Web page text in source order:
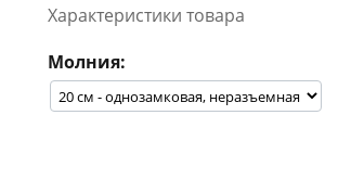
Характеристики товара
Молния: